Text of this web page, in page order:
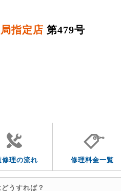
指定店 第479号
修理の流れ 修理料金一覧
QUESTION
うすれば？